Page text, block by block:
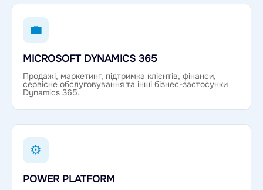
💼
MICROSOFT DYNAMICS 365
Продажі, маркетинг, підтримка клієнтів, фінанси,
сервісне обслуговування та інші бізнес-застосунки
Dynamics 365.
⚙
POWER PLATFORM